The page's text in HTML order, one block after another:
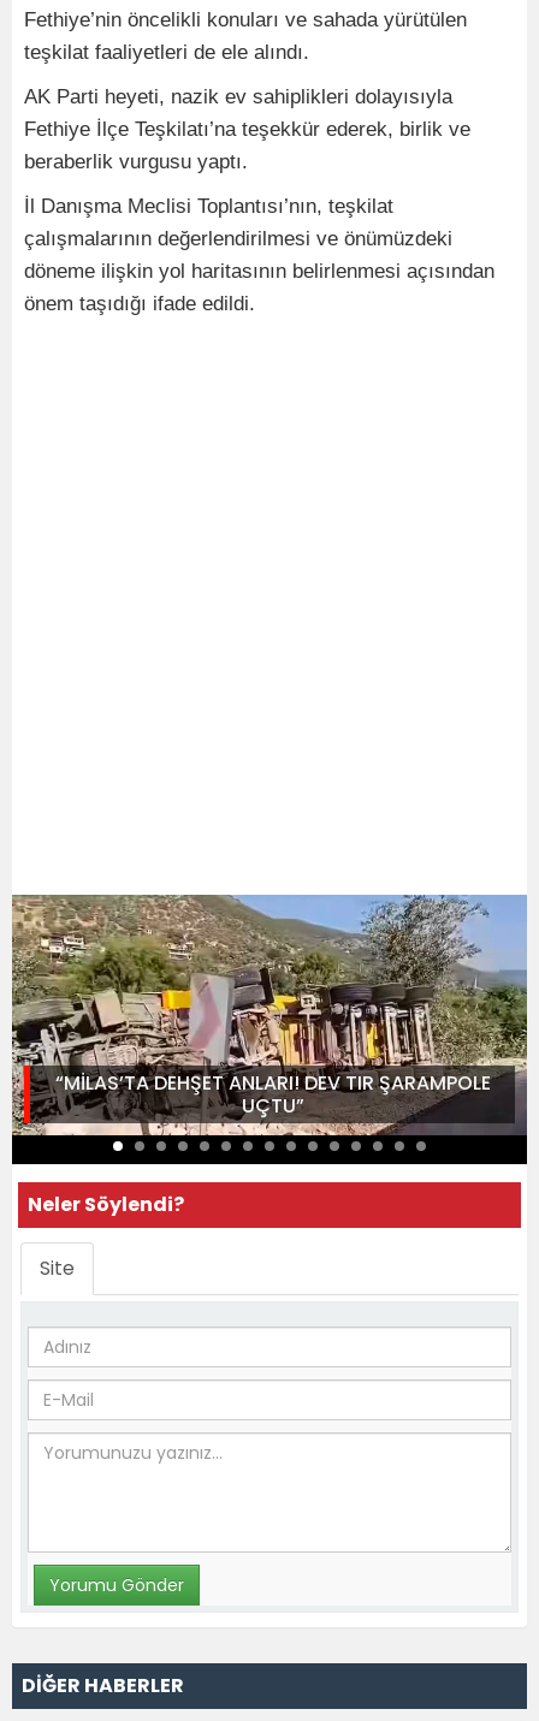
Fethiye’nin öncelikli konuları ve sahada yürütülen
teşkilat faaliyetleri de ele alındı.
AK Parti heyeti, nazik ev sahiplikleri dolayısıyla
Fethiye İlçe Teşkilatı’na teşekkür ederek, birlik ve
beraberlik vurgusu yaptı.
İl Danışma Meclisi Toplantısı’nın, teşkilat
çalışmalarının değerlendirilmesi ve önümüzdeki
döneme ilişkin yol haritasının belirlenmesi açısından
önem taşıdığı ifade edildi.
“MİLAS’TA DEHŞET ANLARI! DEV TIR ŞARAMPOLE
UÇTU”
Neler Söylendi?
Site
DİĞER HABERLER